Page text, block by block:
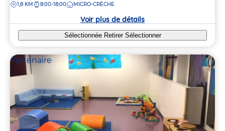
la
DISTANCE
1,8 KM 8:00-18:00 MICRO-CRÈCHE
Voir plus de détails
Sélectionnée Retirer Sélectionner
Partenaire